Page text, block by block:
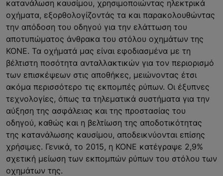
κατανάλωση καυσίμου, χρησιμοποιώντας ηλεκτρικά
οχήματα, εξορθολογίζοντάς τα και παρακολουθώντας
την απόδοση του οδηγού για την ελάττωση του
αποτυπώματος άνθρακα του στόλου οχημάτων της
ΚΟΝΕ. Τα οχήματά μας είναι εφοδιασμένα με τη
βέλτιστη ποσότητα ανταλλακτικών για τον περιορισμό
των επισκέψεων στις αποθήκες, μειώνοντας έτσι
ακόμα περισσότερο τις εκπομπές ρύπων. Οι έξυπνες
τεχνολογίες, όπως τα τηλεματικά συστήματα για την
αύξηση της ασφάλειας και της προστασίας του
οδηγού, καθώς και η βελτίωση της αποδοτικότητας
της κατανάλωσης καυσίμου, αποδεικνύονται επίσης
χρήσιμες. Γενικά, το 2015, η ΚΟΝΕ κατέγραψε 2,9%
σχετική μείωση των εκπομπών ρύπων του στόλου των
οχημάτων της.